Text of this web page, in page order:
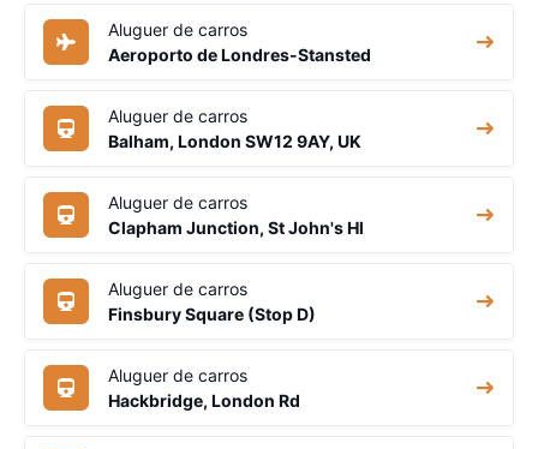
Aluguer de carros
Aeroporto de Londres-Stansted
Aluguer de carros
Balham, London SW12 9AY, UK
Aluguer de carros
Clapham Junction, St John's Hl
Aluguer de carros
Finsbury Square (Stop D)
Aluguer de carros
Hackbridge, London Rd